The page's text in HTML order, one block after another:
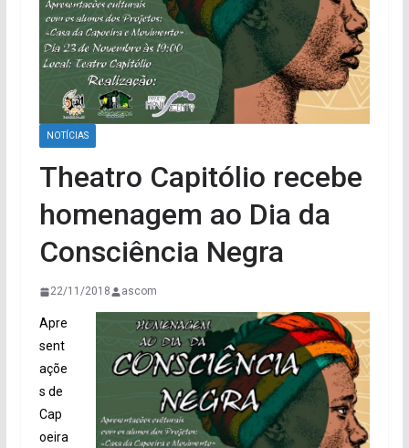
NOTÍCIAS
Theatro Capitólio recebe
homenagem ao Dia da
Consciência Negra
22/11/2018 ascom
Apre
sent
açõe
s de
Cap
oeira